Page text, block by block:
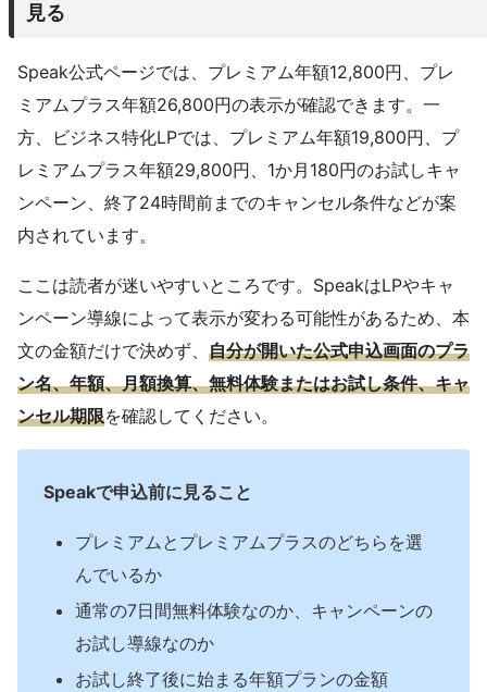
見る
Speak公式ページでは、プレミアム年額12,800円、プレ
ミアムプラス年額26,800円の表示が確認できます。一
方、ビジネス特化LPでは、プレミアム年額19,800円、プ
レミアムプラス年額29,800円、1か月180円のお試しキャ
ンペーン、終了24時間前までのキャンセル条件などが案
内されています。
ここは読者が迷いやすいところです。SpeakはLPやキャ
ンペーン導線によって表示が変わる可能性があるため、本
文の金額だけで決めず、 自分が開いた公式申込画面のプラ
ン名、年額、月額換算、無料体験またはお試し条件、キャ
ンセル期限を確認してください。
Speakで申込前に見ること
プレミアムとプレミアムプラスのどちらを選
んでいるか
通常の7日間無料体験なのか、キャンペーンの
お試し導線なのか
お試し終了後に始まる年額プランの金額